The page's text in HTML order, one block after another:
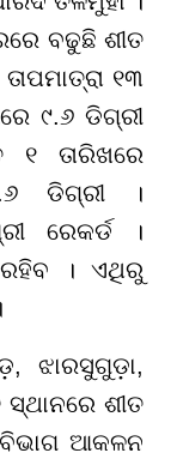
ବଢୁଛି ଶୀତ
୧୩
୯.୬ ଡିଗ୍ରୀ
୧ ତାରିଖରେ
ଡିଗ୍ରୀ ।
ରେକର୍ଡ ।
ରହିବ । ଏଥିରୁ
ଝାରସୁଗୁଡ଼ା,
ଶୀତ
ବିଭାଗ ଆକଳନ